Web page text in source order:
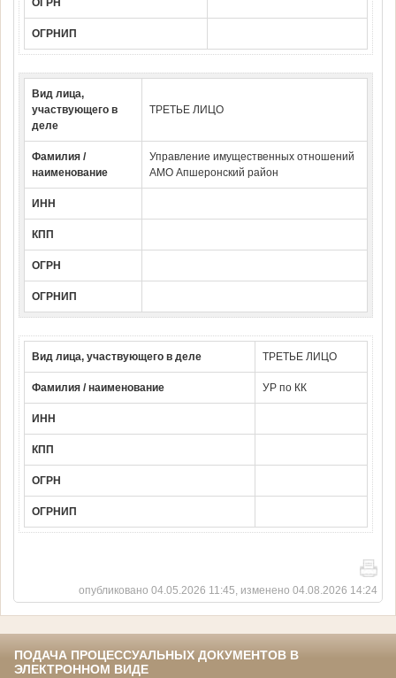
ОГРН
ОГРНИП
Вид лица,
участвующего в
деле
ТРЕТЬЕ ЛИЦО
Фамилия /
наименование
Управление имущественных отношений
АМО Апшеронский район
ИНН
КПП
ОГРН
ОГРНИП
Вид лица, участвующего в деле ТРЕТЬЕ ЛИЦО
Фамилия / наименование УР по КК
ИНН
КПП
ОГРН
ОГРНИП
опубликовано 04.05.2026 11:45, изменено 04.08.2026 14:24
ПОДАЧА ПРОЦЕССУАЛЬНЫХ ДОКУМЕНТОВ В
ЭЛЕКТРОННОМ ВИДЕ